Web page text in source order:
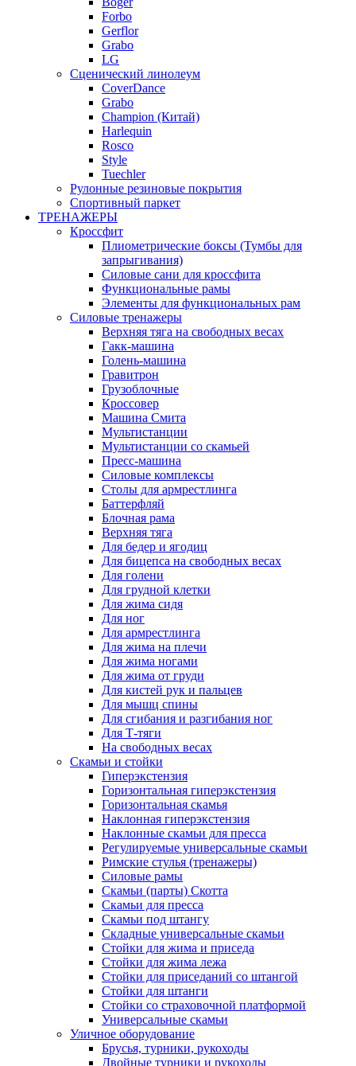
Forbo
Gerflor
Grabo
LG
Сценический линолеум
CoverDance
Grabo
Champion (Китай)
Harlequin
Rosco
Style
Tuechler
Рулонные резиновые покрытия
Спортивный паркет
ТРЕНАЖЕРЫ
Кроссфит
Плиометрические боксы (Тумбы для
запрыгивания)
Силовые сани для кроссфита
Функциональные рамы
Элементы для функциональных рам
Силовые тренажеры
Верхняя тяга на свободных весах
Гакк-машина
Голень-машина
Гравитрон
Грузоблочные
Кроссовер
Машина Смита
Мультистанции
Мультистанции со скамьей
Пресс-машина
Силовые комплексы
Столы для армрестлинга
Баттерфляй
Блочная рама
Верхняя тяга
Для бедер и ягодиц
Для бицепса на свободных весах
Для голени
Для грудной клетки
Для жима сидя
Для ног
Для армрестлинга
Для жима на плечи
Для жима ногами
Для жима от груди
Для кистей рук и пальцев
Для мышц спины
Для сгибания и разгибания ног
Для Т-тяги
На свободных весах
Скамьи и стойки
Гиперэкстензия
Горизонтальная гиперэкстензия
Горизонтальная скамья
Наклонная гиперэкстензия
Наклонные скамьи для пресса
Регулируемые универсальные скамьи
Римские стулья (тренажеры)
Силовые рамы
Скамьи (парты) Скотта
Скамьи для пресса
Скамьи под штангу
Складные универсальные скамьи
Стойки для жима и приседа
Стойки для жима лежа
Стойки для приседаний со штангой
Стойки для штанги
Стойки со страховочной платформой
Универсальные скамьи
Уличное оборудование
Брусья, турники, рукоходы
Двойные турники и рукоходы